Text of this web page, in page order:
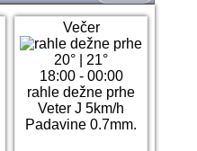
Večer
20°
21°
18:00 - 00:00
rahle dežne prhe
Veter J 5km/h
Padavine 0.7mm.